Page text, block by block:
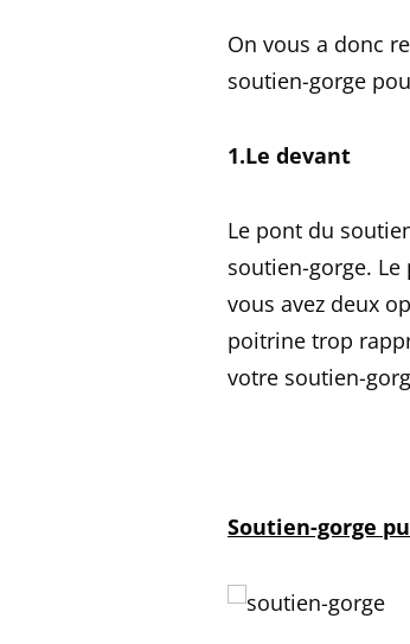
On vous a donc
soutien-gorge
1.Le devant
Le pont du
soutien-gorge. Le
vous avez deux
poitrine trop
votre soutien-
Soutien-gorge